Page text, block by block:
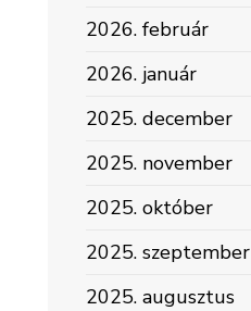
2026. február
2026. január
2025. december
2025. november
2025. október
2025. szeptember
2025. augusztus